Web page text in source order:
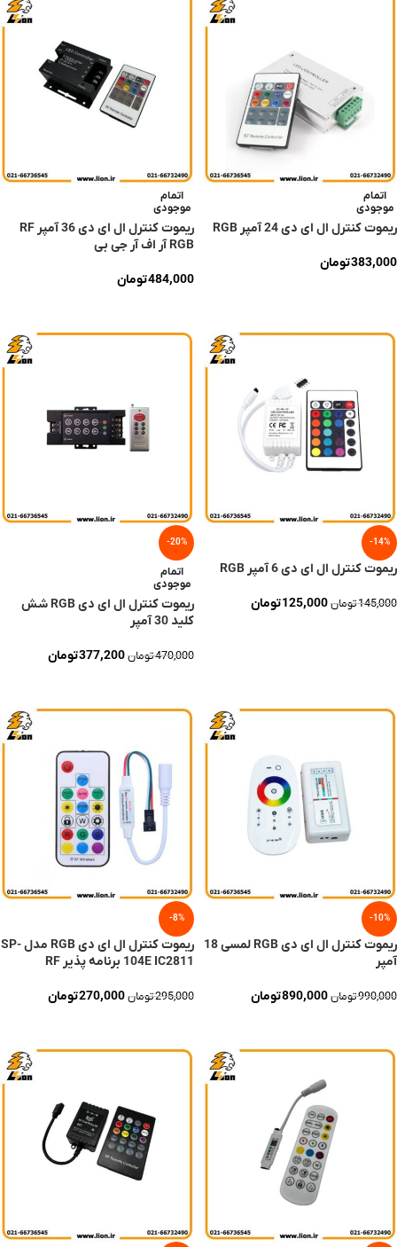
اتمام
موجودی
ریموت کنترل ال ای دی 24 آمپر RGB
383,000تومان
اتمام
موجودی
ریموت کنترل ال ای دی 36 آمپر RF
RGB آر اف آر جی بی
484,000تومان
-14%
ریموت کنترل ال ای دی 6 آمپر RGB
145,000تومان125,000تومان
-20%
اتمام
موجودی
ریموت کنترل ال ای دی RGB شش
کلید 30 آمپر
470,000تومان377,200تومان
-10%
ریموت کنترل ال ای دی RGB لمسی 18
آمپر
990,000تومان890,000تومان
-8%
ریموت کنترل ال ای دی RGB مدل SP-
104E IC2811 برنامه پذیر RF
295,000تومان270,000تومان